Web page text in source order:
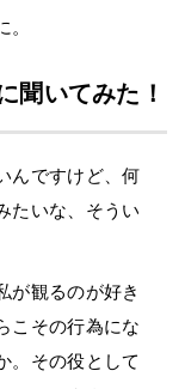
。
聞いてみた！
んですけど、何
たいな、そうい
が観るのが好き
こその行為にな
。その役として